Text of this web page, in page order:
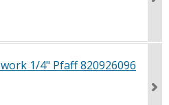
1/4" Pfaff 820926096